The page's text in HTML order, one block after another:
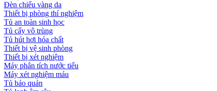
Đèn chiếu vàng da
Thiết bị phòng thí nghiệm
Tủ an toàn sinh học
Tủ cấy vô trùng
Tủ hút hơi hóa chất
Thiết bị vệ sinh phòng
Thiết bị xét nghiệm
Máy phân tích nước tiểu
Máy xét nghiệm máu
Tủ bảo quản